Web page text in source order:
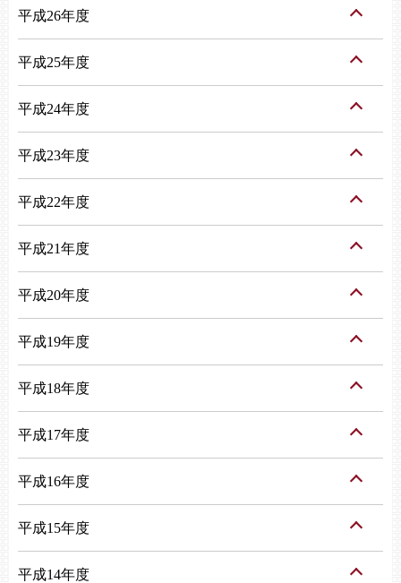
平成26年度
平成25年度
平成24年度
平成23年度
平成22年度
平成21年度
平成20年度
平成19年度
平成18年度
平成17年度
平成16年度
平成15年度
平成14年度